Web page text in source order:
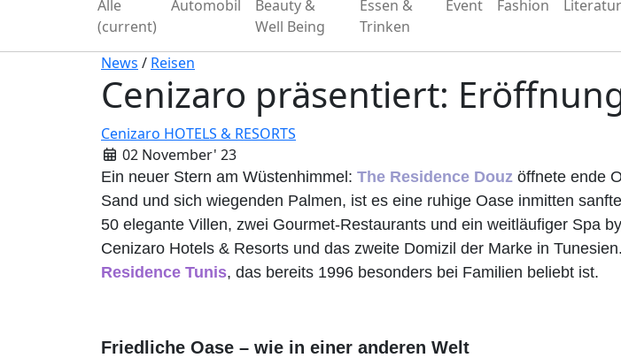
Alle
(current)
Automobil
Beauty &
Well Being
Essen &
Trinken
Event Fashion Literatur
News / Reisen
Cenizaro präsentiert:
Cenizaro HOTELS & RESORTS
02 November' 23
Ein neuer Stern am Wüstenhimmel: The Residence Douz öffnete ende
Sand und sich wiegenden Palmen, ist es eine ruhige Oase inmitten
50 elegante Villen, zwei Gourmet-Restaurants und ein weitläufiger Spa
Cenizaro Hotels & Resorts und das zweite Domizil der Marke in
Residence Tunis, das bereits 1996 besonders bei Familien beliebt ist.
Friedliche Oase – wie in einer anderen Welt